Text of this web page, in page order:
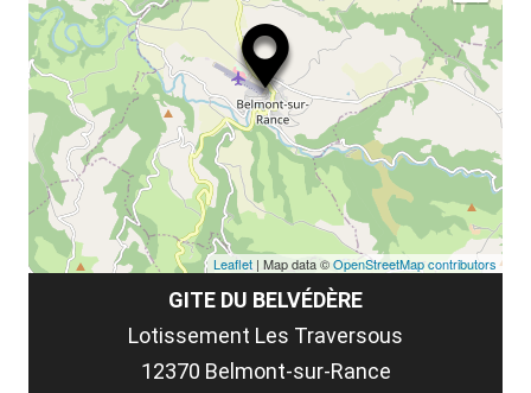
GITE DU BELVÉDÈRE
Lotissement Les Traversous
12370 Belmont-sur-Rance
Leaflet | Map data ©OpenStreetMap contributors